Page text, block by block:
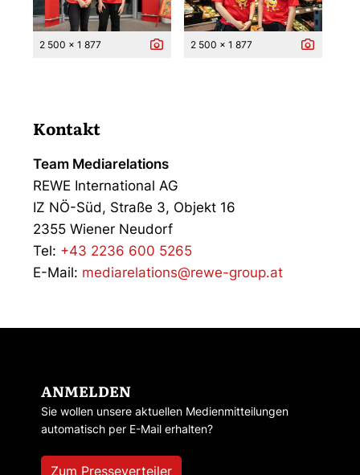
2 500 x 1 877 2 500 x 1 877
Kontakt
Team Mediarelations
REWE International AG
IZ NÖ-Süd, Straße 3, Objekt 16
2355 Wiener Neudorf
Tel: +43 2236 600 5265
E-Mail: mediarelations@rewe-group.at
ANMELDEN
Sie wollen unsere aktuellen Medienmitteilungen
automatisch per E-Mail erhalten?
Zum Presseverteiler